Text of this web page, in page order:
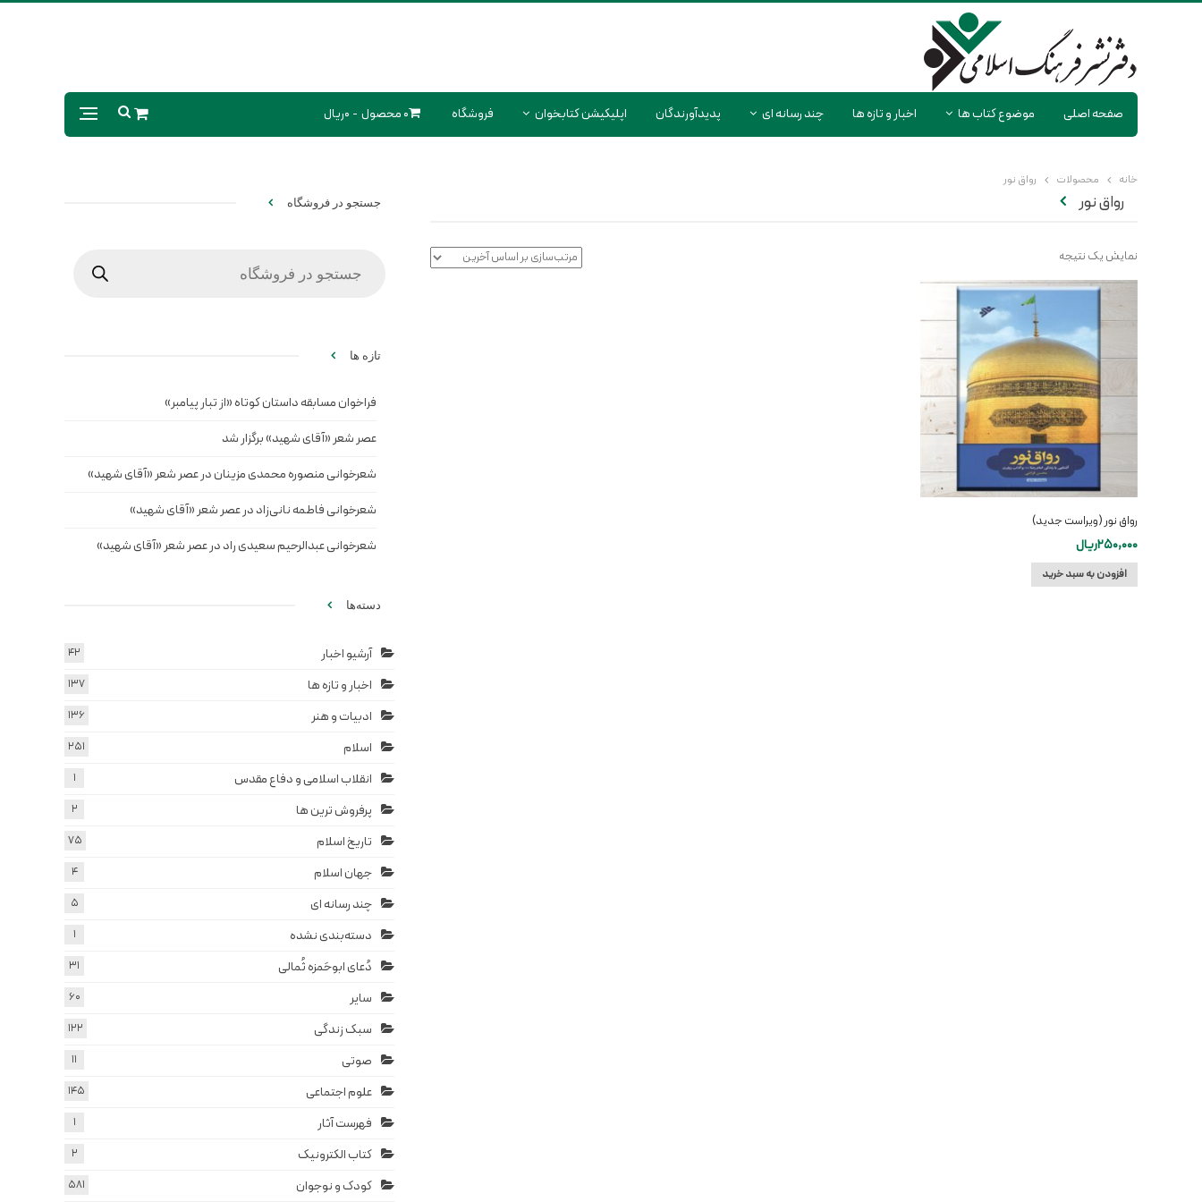
صفحه اصلی موضوع کتاب ها اخبار و تازه ها چند رسانه ای پدیدآورندگان اپلیکیشن کتابخوان فروشگاه 0 محصول 0ریال
خانه محصولات رواق نور
رواق نور
نمایش یک نتیجه
رواق نور (ویراست جدید)
250,000ریال
افزودن به سبد خرید
جستجو در فروشگاه
تازه ها
فراخوان مسابقه داستان کوتاه «از تبار پیامبر»
عصر شعر «آقای شهید» برگزار شد
شعرخوانی منصوره محمدی مزینان در عصر شعر «آقای شهید»
شعرخوانی فاطمه نانی‌زاد در عصر شعر «آقای شهید»
شعرخوانی عبدالرحیم سعیدی راد در عصر شعر «آقای شهید»
دسته‌ها
آرشیو اخبار 42
اخبار و تازه ها 137
ادبیات و هنر 136
اسلام 251
انقلاب اسلامی و دفاع مقدس 1
پرفروش ترین ها 2
تاریخ اسلام 75
جهان اسلام 4
چند رسانه ای 5
دسته‌بندی نشده 1
دُعای ابوحَمزه ثُمالی 31
سایر 60
سبک زندگی 122
صوتی 11
علوم اجتماعی 145
فهرست آثار 1
کتاب الکترونیک 2
کودک و نوجوان 581